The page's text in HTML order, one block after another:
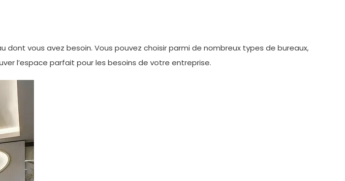
dont vous avez besoin. Vous pouvez choisir parmi de nombreux types de bureaux,
l’espace parfait pour les besoins de votre entreprise.